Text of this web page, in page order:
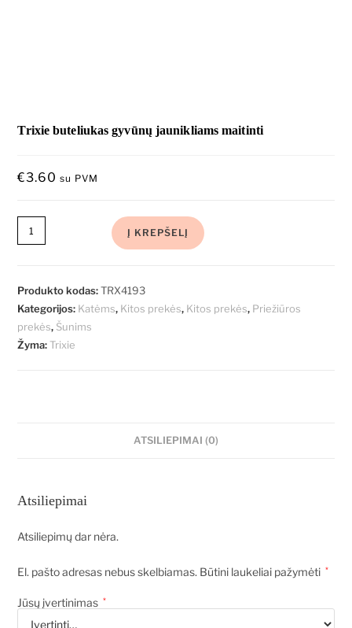
Trixie buteliukas gyvūnų jaunikliams maitinti
€3.60 su PVM
Į KREPŠELĮ
Produkto kodas:TRX4193
Kategorijos: Katėms, Kitos prekės, Kitos prekės, Priežiūros
prekės, Šunims
Žyma:Trixie
ATSILIEPIMAI (0)
Atsiliepimai
Atsiliepimų dar nėra.
El. pašto adresas nebus skelbiamas. Būtini laukeliai pažymėti *
Jūsų įvertinimas *